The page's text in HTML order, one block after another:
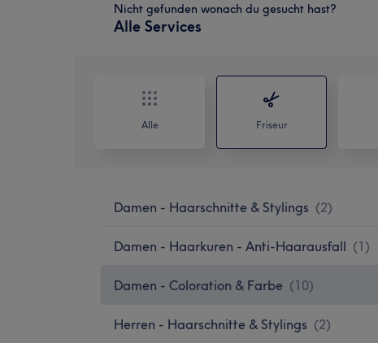
Nicht gefunden wonach du gesucht hast?
Alle Services
Alle Friseur
Damen - Haarschnitte & Stylings (2)
Damen - Haarkuren - Anti-Haarausfall (1)
Damen - Coloration & Farbe (10)
Herren - Haarschnitte & Stylings (2)